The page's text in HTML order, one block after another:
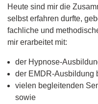
Heute sind mir die
selbst erfahren durfte,
fachliche und
mir erarbeitet mit:
der Hypnose-
der EMDR-Ausbildung
vielen begleitenden
sowie